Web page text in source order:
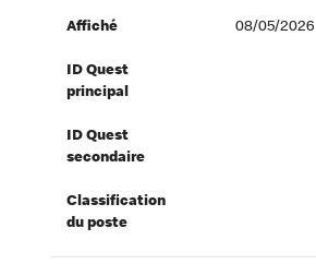
Affiché 08/05/2026
ID Quest
principal
ID Quest
secondaire
Classification
du poste